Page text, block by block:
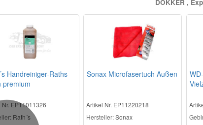
DOKKER ,
Handreiniger-Raths
premium
Nr. EP11011326
: Rath´s
Sonax Microfasertuch Außen
Artikel Nr. EP11220218
Hersteller: Sonax